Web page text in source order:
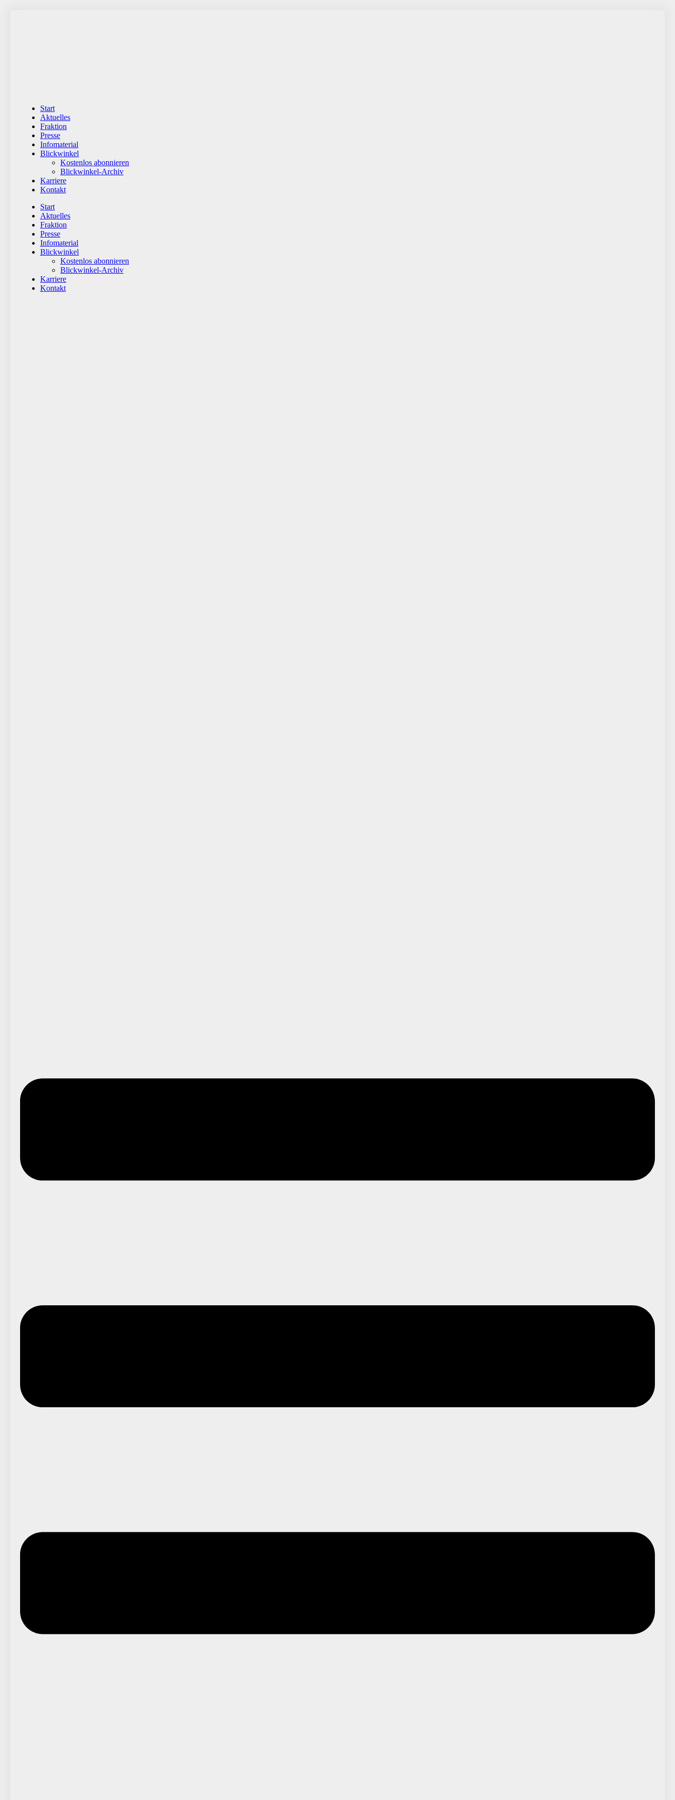
Start
Aktuelles
Fraktion
Presse
Infomaterial
Blickwinkel
Kostenlos abonnieren
Blickwinkel-Archiv
Karriere
Kontakt
Start
Aktuelles
Fraktion
Presse
Infomaterial
Blickwinkel
Kostenlos abonnieren
Blickwinkel-Archiv
Karriere
Kontakt